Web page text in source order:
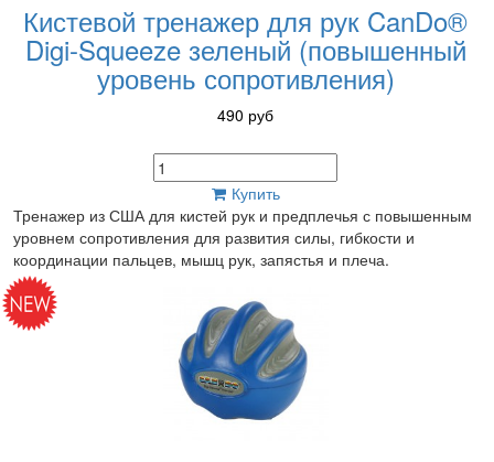
Кистевой тренажер для рук CanDo®
Digi-Squeeze зеленый (повышенный
уровень сопротивления)
490 руб
Купить
Тренажер из США для кистей рук и предплечья с повышенным
уровнем сопротивления для развития силы, гибкости и
координации пальцев, мышц рук, запястья и плеча.